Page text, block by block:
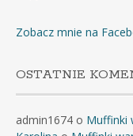
Zobacz mnie na
OSTATNIE
admin1674 o Muffinki